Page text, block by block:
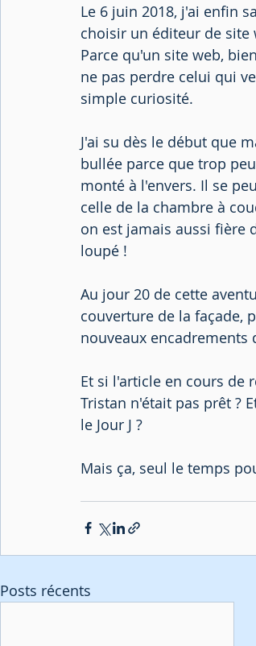
Le 6 juin 2018, j'ai enfin
choisir un éditeur de site
Parce qu'un site web,
ne pas perdre celui qui
simple curiosité.
J'ai su dès le début que
bullée parce que trop
monté à l'envers. Il se
celle de la chambre à
on est jamais aussi fière
loupé !
Au jour 20 de cette
couverture de la façade,
nouveaux encadrements
Et si l'article en cours de
Tristan n'était pas prêt ?
le Jour J ?
Mais ça, seul le temps
Posts récents